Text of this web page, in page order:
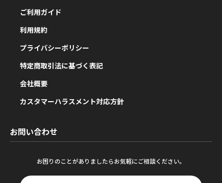
ご利用ガイド
利用規約
プライバシーポリシー
特定商取引法に基づく表記
会社概要
カスタマーハラスメント対応方針
お問い合わせ
お困りのことがありましたらお気軽にご相談ください。